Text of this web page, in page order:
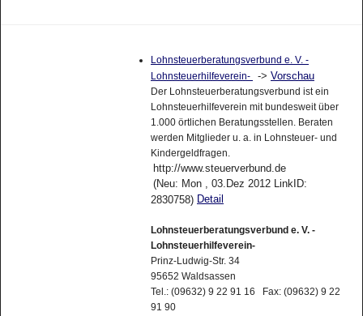
Lohnsteuerberatungsverbund e. V. -
Lohnsteuerhilfeverein-
-> Vorschau
Der Lohnsteuerberatungsverbund ist ein
Lohnsteuerhilfeverein mit bundesweit über
1.000 örtlichen Beratungsstellen. Beraten
werden Mitglieder u. a. in Lohnsteuer- und
Kindergeldfragen.
http://www.steuerverbund.de
(Neu: Mon , 03.Dez 2012 LinkID:
2830758) Detail
Lohnsteuerberatungsverbund e. V. -
Lohnsteuerhilfeverein-
Prinz-Ludwig-Str. 34
95652 Waldsassen
Tel.: (09632) 9 22 91 16 Fax: (09632) 9 22
91 90